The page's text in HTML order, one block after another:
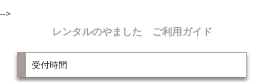
-->
レンタルのやました ご利用ガイド
受付時間